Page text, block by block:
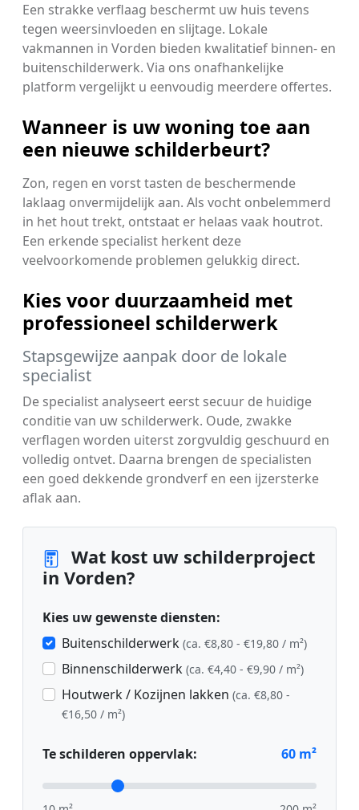
Een strakke verflaag beschermt uw huis tevens
tegen weersinvloeden en slijtage. Lokale
vakmannen in Vorden bieden kwalitatief binnen- en
buitenschilderwerk. Via ons onafhankelijke
platform vergelijkt u eenvoudig meerdere offertes.
Wanneer is uw woning toe aan
een nieuwe schilderbeurt?
Zon, regen en vorst tasten de beschermende
laklaag onvermijdelijk aan. Als vocht onbelemmerd
in het hout trekt, ontstaat er helaas vaak houtrot.
Een erkende specialist herkent deze
veelvoorkomende problemen gelukkig direct.
Kies voor duurzaamheid met
professioneel schilderwerk
Stapsgewijze aanpak door de lokale
specialist
De specialist analyseert eerst secuur de huidige
conditie van uw schilderwerk. Oude, zwakke
verflagen worden uiterst zorgvuldig geschuurd en
volledig ontvet. Daarna brengen de specialisten
een goed dekkende grondverf en een ijzersterke
aflak aan.
Wat kost uw schilderproject
in Vorden?
Kies uw gewenste diensten:
Buitenschilderwerk (ca. €8,80 - €19,80 / m²)
Binnenschilderwerk (ca. €4,40 - €9,90 / m²)
Houtwerk / Kozijnen lakken (ca. €8,80 -
€16,50 / m²)
Te schilderen oppervlak: 60 m²